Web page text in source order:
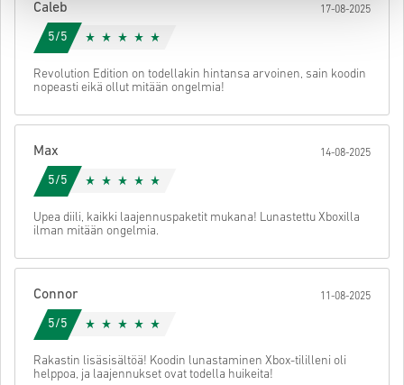
käyttöön.
Caleb 17-08-2025
5/5
Revolution Edition on todellakin hintansa arvoinen, sain koodin
nopeasti eikä ollut mitään ongelmia!
Max 14-08-2025
5/5
Upea diili, kaikki laajennuspaketit mukana! Lunastettu Xboxilla
ilman mitään ongelmia.
Connor 11-08-2025
5/5
Rakastin lisäsisältöä! Koodin lunastaminen Xbox-tililleni oli
helppoa, ja laajennukset ovat todella huikeita!